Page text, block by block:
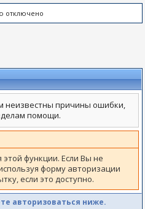
отключено
неизвестны причины ошибки,
помощи.
функции. Если Вы не
форму авторизации
если это доступно.
авторизоваться ниже.